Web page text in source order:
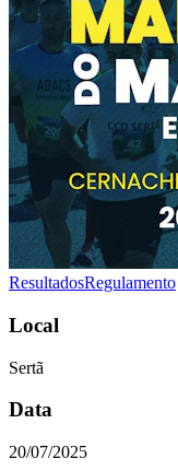
ResultadosRegulamento
Local
Sertã
Data
20/07/2025